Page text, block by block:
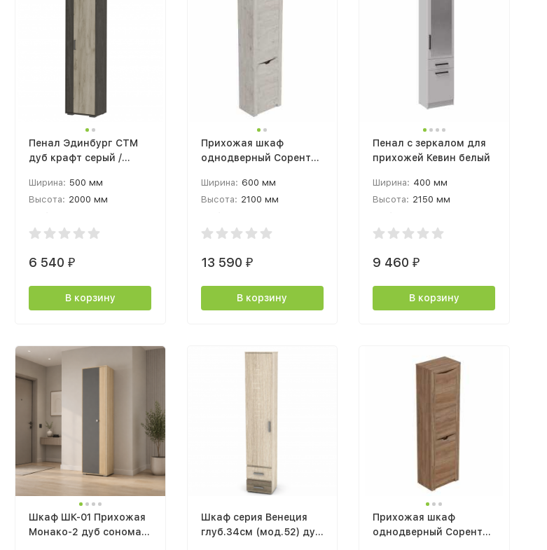
Пенал Эдинбург СТМ
дуб крафт серый /
Ширина: 500 мм
Высота: 2000 мм
6 540 ₽
В корзину
Прихожая шкаф
однодверный Соренто
бонифаций
Ширина: 600 мм
Высота: 2100 мм
13 590 ₽
В корзину
Пенал с зеркалом для
прихожей Кевин белый
Ширина: 400 мм
Высота: 2150 мм
9 460 ₽
В корзину
Шкаф ШК-01 Прихожая
Монако-2 дуб сонома /
Шкаф серия Венеция
глуб.34см (мод.52) дуб
Прихожая шкаф
однодверный Соренто